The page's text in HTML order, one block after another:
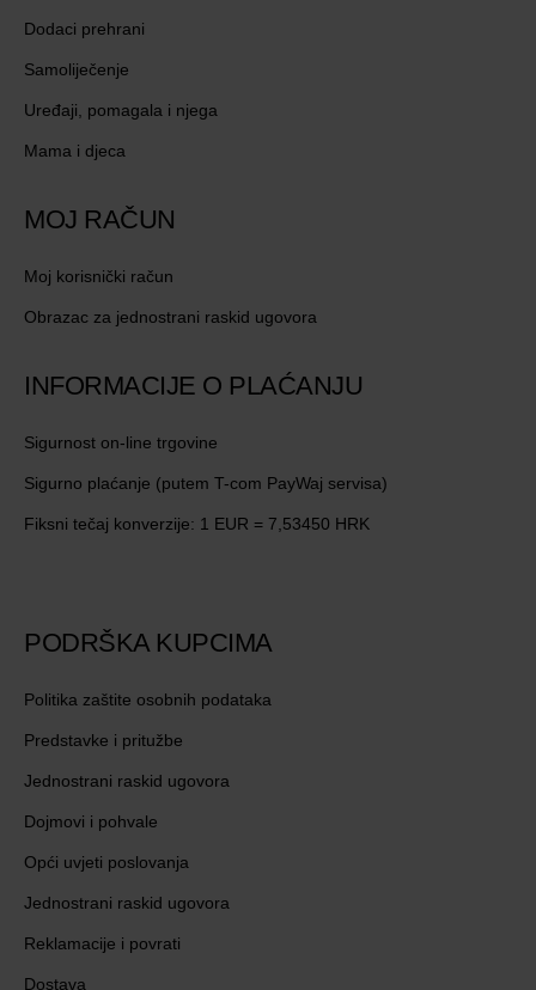
Dodaci prehrani
Samoliječenje
Uređaji, pomagala i njega
Mama i djeca
MOJ RAČUN
Moj korisnički račun
Obrazac za jednostrani raskid ugovora
INFORMACIJE O PLAĆANJU
Sigurnost on-line trgovine
Sigurno plaćanje (putem T-com PayWaj servisa)
Fiksni tečaj konverzije: 1 EUR = 7,53450 HRK
PODRŠKA KUPCIMA
Politika zaštite osobnih podataka
Predstavke i pritužbe
Jednostrani raskid ugovora
Dojmovi i pohvale
Opći uvjeti poslovanja
Jednostrani raskid ugovora
Reklamacije i povrati
Dostava